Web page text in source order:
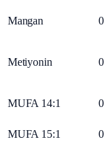
Mangan
Metiyonin
MUFA 14:1
MUFA 15:1 0